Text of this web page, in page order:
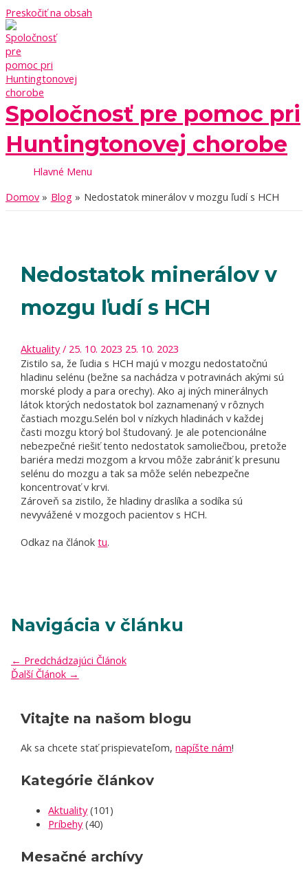
Preskočiť na obsah
Spoločnosť pre pomoc pri
Huntingtonovej chorobe
Hlavné Menu
Domov
Blog Nedostatok minerálov v mozgu ľudí s HCH
Nedostatok minerálov v
mozgu ľudí s HCH
Aktuality/ 25. 10. 2023 25. 10. 2023
Zistilo sa, že ľudia s HCH majú v mozgu nedostatočnú
hladinu selénu (bežne sa nachádza v potravinách akými sú
morské plody a para orechy). Ako aj iných minerálnych
látok ktorých nedostatok bol zaznamenaný v rôznych
častiach mozgu.Selén bol v nízkych hladinách v každej
časti mozgu ktorý bol študovaný. Je ale potencionálne
nebezpečné riešiť tento nedostatok samoliečbou, pretože
bariéra medzi mozgom a krvou môže zabrániť k presunu
selénu do mozgu a tak sa môže selén nebezpečne
koncentrovať v krvi.
Zároveň sa zistilo, že hladiny draslíka a sodíka sú
nevyvážené v mozgoch pacientov s HCH.
Odkaz na článoktu.
Navigácia v článku
← Predchádzajúci Článok
Ďalší Článok →
Vitajte na našom blogu
Ak sa chcete stať prispievateľom,napíšte nám!
Kategórie článkov
Aktuality(101)
Príbehy(40)
Mesačné archívy